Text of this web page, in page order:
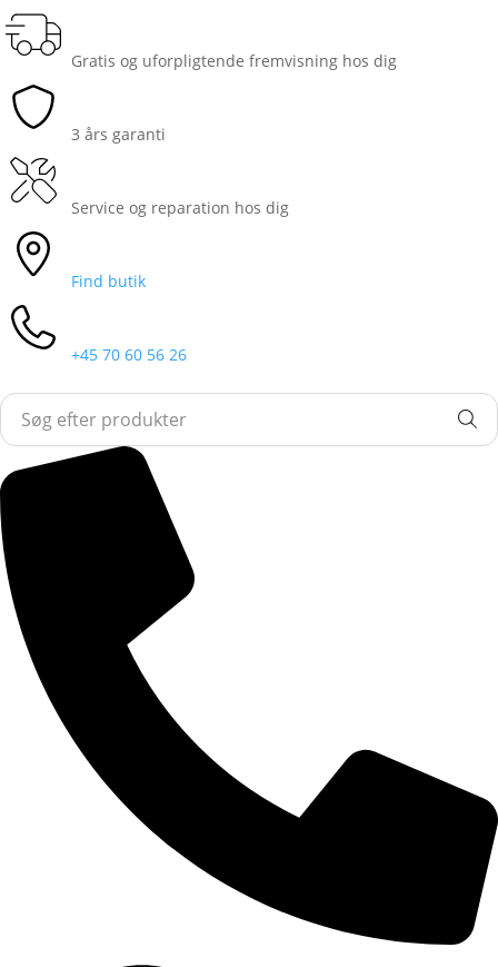
Gratis og uforpligtende fremvisning hos dig
3 års garanti
Service og reparation hos dig
Find butik
+45 70 60 56 26